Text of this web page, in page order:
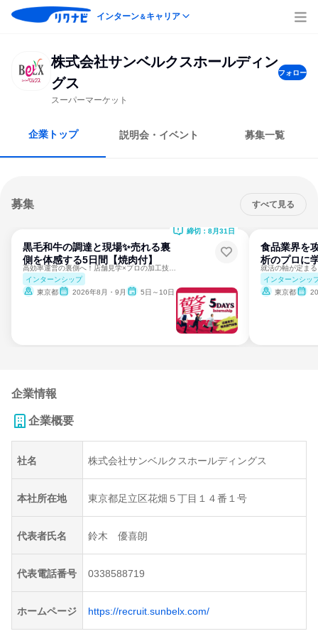
インターン＆キャリア
株式会社サンベルクスホールディン
グス
フォロー
スーパーマーケット
企業トップ 説明会・イベント 募集一覧
募集 すべて見る
黒毛和牛の調達と現場✨️売れる裏
側を体感する5日間【焼肉付】
インターンシップ
東京都
2026年8月・9月 5日～10日
締切：8月31日
食品業界を
析のプロに
インターンシッ
東京都
企業情報
企業概要
社名 株式会社サンベルクスホールディングス
本社所在地 東京都足立区花畑５丁目１４番１号
代表者氏名 鈴木 優喜朗
代表電話番号 0338588719
ホームページ https://recruit.sunbelx.com/